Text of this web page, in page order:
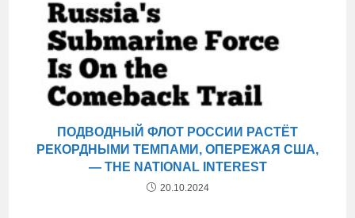
ПОДВОДНЫЙ ФЛОТ РОССИИ РАСТЁТ
РЕКОРДНЫМИ ТЕМПАМИ, ОПЕРЕЖАЯ США,
— THE NATIONAL INTEREST
20.10.2024